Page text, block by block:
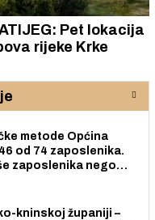
Pet lokacija
rijeke Krke
metode Općina
od 74 zaposlenika.
zaposlenika nego
kninskoj županiji –